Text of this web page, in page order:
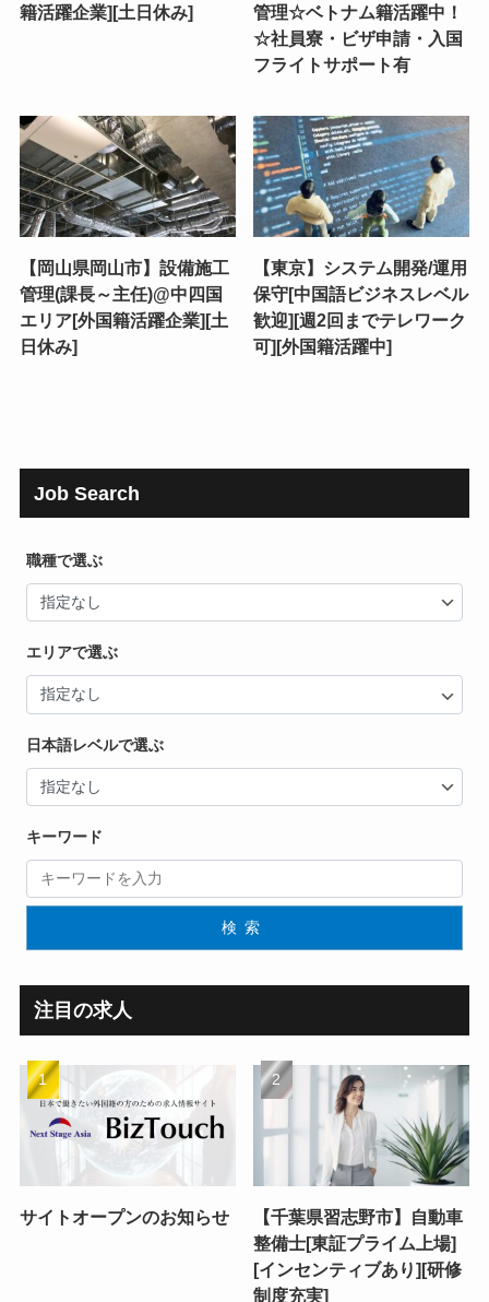
籍活躍企業][土日休み]
管理☆ベトナム籍活躍中！
☆社員寮・ビザ申請・入国
フライトサポート有
【岡山県岡山市】設備施工
管理(課長～主任)@中四国
エリア[外国籍活躍企業][土
日休み]
【東京】システム開発/運用
保守[中国語ビジネスレベル
歓迎][週2回までテレワーク
可][外国籍活躍中]
Job Search
職種で選ぶ
エリアで選ぶ
日本語レベルで選ぶ
キーワード
検索
注目の求人
サイトオープンのお知らせ
【千葉県習志野市】自動車
整備士[東証プライム上場]
[インセンティブあり][研修
制度充実]